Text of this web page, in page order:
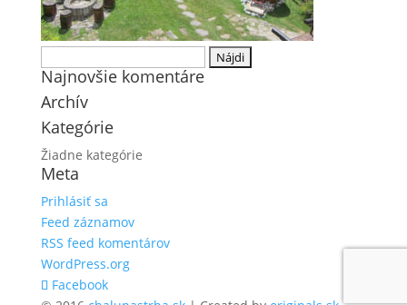
Najnovšie komentáre
Archív
Kategórie
Žiadne kategórie
Meta
Prihlásiť sa
Feed záznamov
RSS feed komentárov
WordPress.org
Facebook